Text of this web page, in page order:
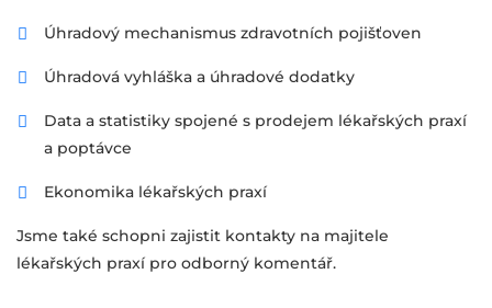
Úhradový mechanismus zdravotních pojišťoven
Úhradová vyhláška a úhradové dodatky
Data a statistiky spojené s prodejem lékařských praxí
a poptávce
Ekonomika lékařských praxí
Jsme také schopni zajistit kontakty na majitele
lékařských praxí pro odborný komentář.